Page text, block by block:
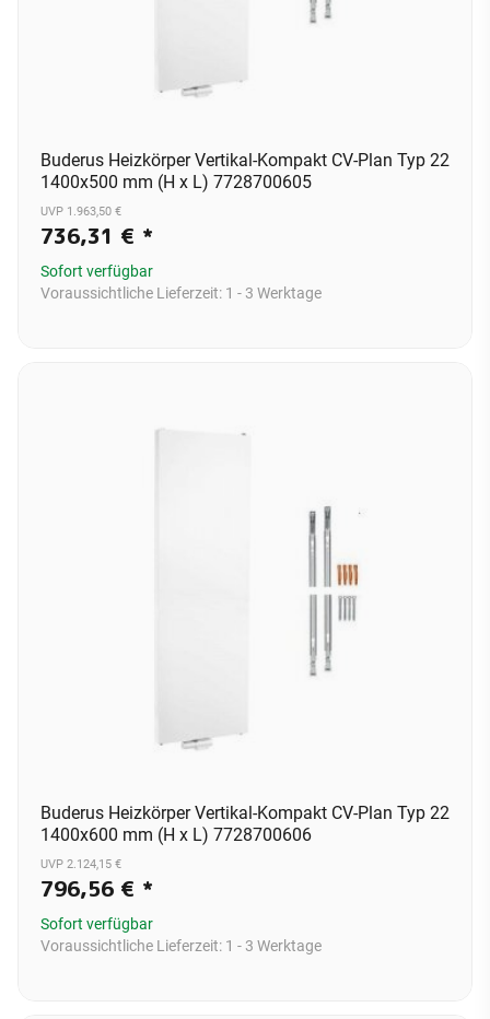
Buderus Heizkörper Vertikal-Kompakt CV-Plan Typ 22
1400x500 mm (H x L) 7728700605
UVP 1.963,50 €
736,31 € *
Sofort verfügbar
Voraussichtliche Lieferzeit: 1 - 3 Werktage
Buderus Heizkörper Vertikal-Kompakt CV-Plan Typ 22
1400x600 mm (H x L) 7728700606
UVP 2.124,15 €
796,56 € *
Sofort verfügbar
Voraussichtliche Lieferzeit: 1 - 3 Werktage